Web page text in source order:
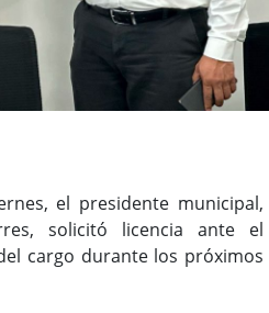
el presidente municipal,
solicitó licencia ante el
cargo durante los próximos